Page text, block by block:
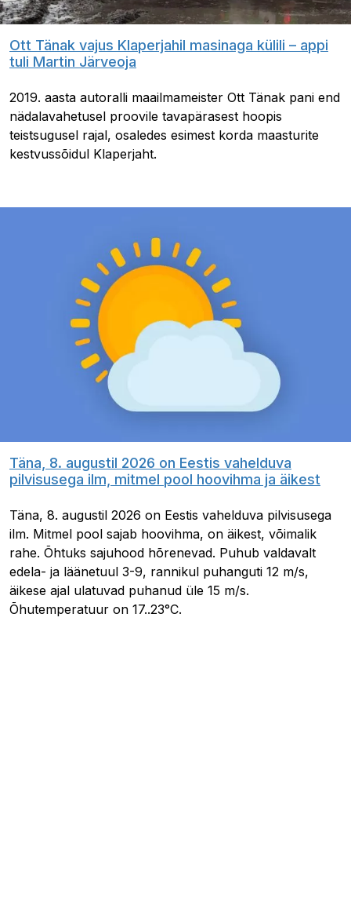
Ott Tänak vajus Klaperjahil masinaga külili – appi
tuli Martin Järveoja
2019. aasta autoralli maailmameister Ott Tänak pani end
nädalavahetusel proovile tavapärasest hoopis
teistsugusel rajal, osaledes esimest korda maasturite
kestvussõidul Klaperjaht.
Täna, 8. augustil 2026 on Eestis vahelduva
pilvisusega ilm, mitmel pool hoovihma ja äikest
Täna, 8. augustil 2026 on Eestis vahelduva pilvisusega
ilm. Mitmel pool sajab hoovihma, on äikest, võimalik
rahe. Õhtuks sajuhood hõrenevad. Puhub valdavalt
edela- ja läänetuul 3-9, rannikul puhanguti 12 m/s,
äikese ajal ulatuvad puhanud üle 15 m/s.
Õhutemperatuur on 17..23°C.